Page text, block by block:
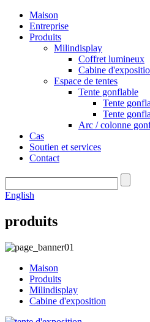
Maison
Entreprise
Produits
Milindisplay
Coffret lumineux
Cabine
Espace de tentes
Tente gonflable
Tente
Tente
Arc / colonne
Cas
Soutien et services
Contact
English
produits
Maison
Produits
Milindisplay
Cabine d'exposition